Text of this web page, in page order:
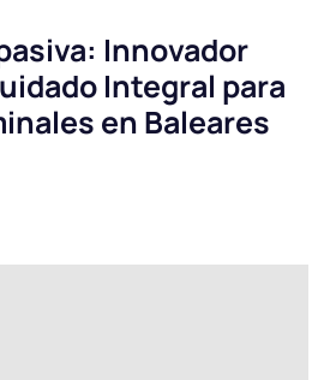
Innovador
Integral para
en Baleares